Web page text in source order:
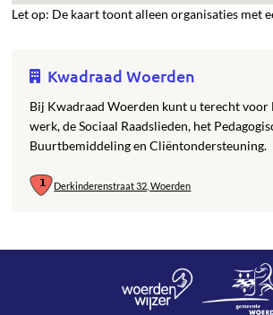
Let op: De kaart toont alleen organisaties met
Kwadraad Woerden
Bij Kwadraad Woerden kunt u terecht voor
werk, de Sociaal Raadslieden, het
Buurtbemiddeling en Cliëntondersteuning.
Derkinderenstraat 32, Woerden